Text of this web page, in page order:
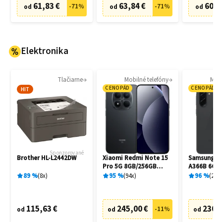
od 61,83 € -71% od 63,84 € -71% od
Elektronika
Tlačiarne
HIT
Sponzorované
Brother HL-L2442DW
89% 8x
od 115,63 €
Mobilné telefóny
CENOPÁD
Xiaomi Redmi Note 15
Pro 5G 8GB/256GB
Black
95% 94x
od 245,00 € -11%
CENOPÁD
Samsung
A366B
Awesome
96% 20
od